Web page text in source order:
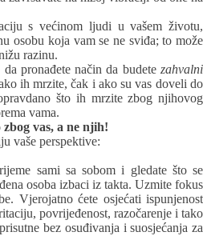
s većinom ljudi u vašem životu,
osobu koja vam se ne sviđa; to može
razinu.
pronađete način da budete zahvalni
ih mrzite, čak i ako su vas doveli do
što ih mrzite zbog njihovog
vama.
zbog vas, a ne njih!
vaše perspektive:
sami sa sobom i gledate što se
osoba izbaci iz takta. Uzmite fokus
Vjerojatno ćete osjećati ispunjenost
povrijeđenost, razočarenje i tako
bez osuđivanja i suosjećanja za